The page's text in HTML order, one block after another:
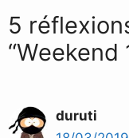
5
“Weekend
duruti